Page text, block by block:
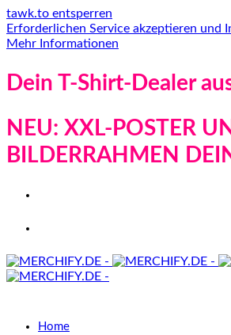
tawk.to entsperren
Erforderlichen Service akzeptieren und
Mehr Informationen
Dein T-Shirt-Dealer
NEU: XXL-POSTER
BILDERRAHMEN
Home